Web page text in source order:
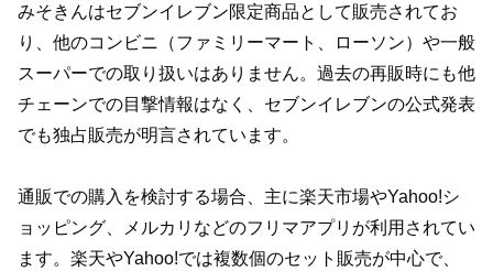
みそきんはセブンイレブン限定商品として販売されてお
り、他のコンビニ（ファミリーマート、ローソン）や一般
スーパーでの取り扱いはありません。過去の再販時にも他
チェーンでの目撃情報はなく、セブンイレブンの公式発表
でも独占販売が明言されています。
通販での購入を検討する場合、主に楽天市場やYahoo!シ
ョッピング、メルカリなどのフリマアプリが利用されてい
ます。楽天やYahoo!では複数個のセット販売が中心で、